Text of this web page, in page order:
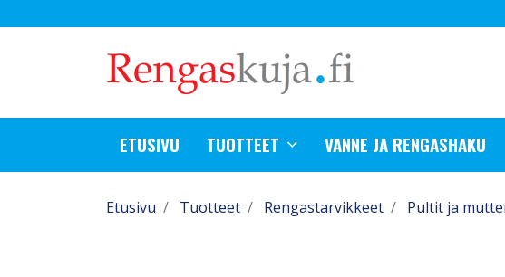
ETUSIVU TUOTTEET VANNE JA RENGASHAKU
Etusivu Tuotteet Rengastarvikkeet Pultit ja